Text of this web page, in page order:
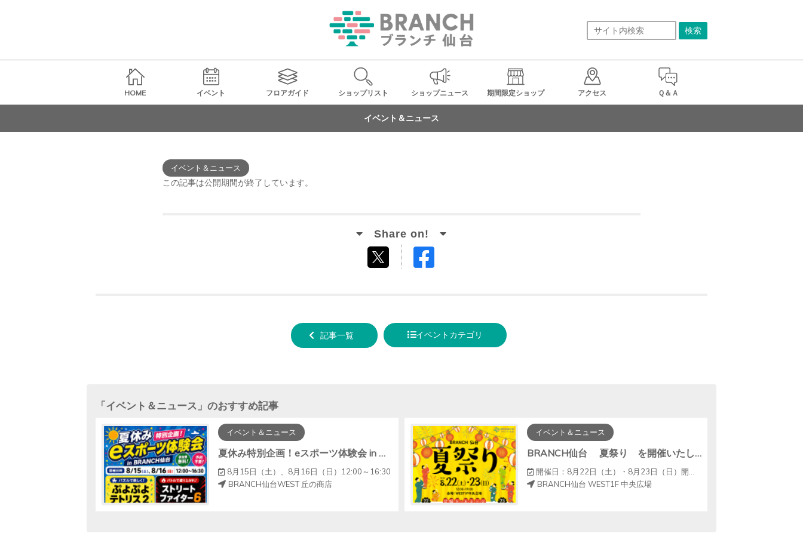
HOME イベント フロアガイド ショップリスト ショップニュース 期間限定ショップ アクセス Ｑ＆Ａ
イベント＆ニュース
イベント＆ニュース
この記事は公開期間が終了しています。
する
記事一覧 イベントカテゴリ
「イベント＆ニュース 」のおすすめ記事
イベント＆ニュース
夏休み特別企画！eスポーツ体験会 in ブランチ仙台
8月15日（土）、8月16日（日）12:00～16:30
BRANCH仙台WEST 丘の商店
イベント＆ニュース
BRANCH仙台 夏祭り を開催いたします！！
開催日：8月22日（土）・8月23日（日）開催時間：12：00～19：00
BRANCH仙台 WEST1F 中央広場